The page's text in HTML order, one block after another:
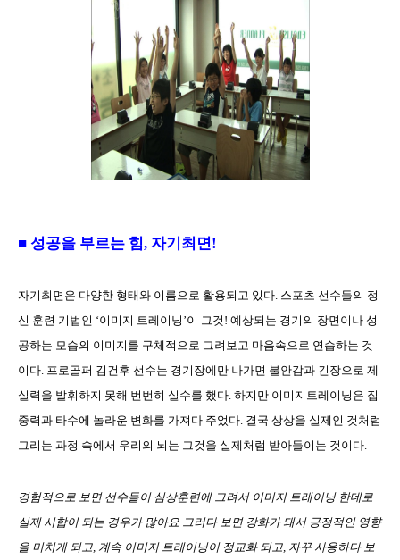
■ 성공을 부르는 힘, 자기최면!
자기최면은 다양한 형태와 이름으로 활용되고 있다. 스포츠 선수들의 정
신 훈련 기법인 ‘이미지 트레이닝’이 그것! 예상되는 경기의 장면이나 성
공하는 모습의 이미지를 구체적으로 그려보고 마음속으로 연습하는 것
이다. 프로골퍼 김건후 선수는 경기장에만 나가면 불안감과 긴장으로 제
실력을 발휘하지 못해 번번히 실수를 했다. 하지만 이미지트레이닝은 집
중력과 타수에 놀라운 변화를 가져다 주었다. 결국 상상을 실제인 것처럼
그리는 과정 속에서 우리의 뇌는 그것을 실제처럼 받아들이는 것이다.
경험적으로 보면 선수들이 심상훈련에 그려서 이미지 트레이닝 한데로
실제 시합이 되는 경우가 많아요 그러다 보면 강화가 돼서 긍정적인 영향
을 미치게 되고, 계속 이미지 트레이닝이 정교화 되고, 자꾸 사용하다 보